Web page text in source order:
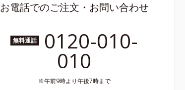
お電話でのご注文・お問い合わせ
無料通話 0120-010-
010
午前9時より午後7時まで